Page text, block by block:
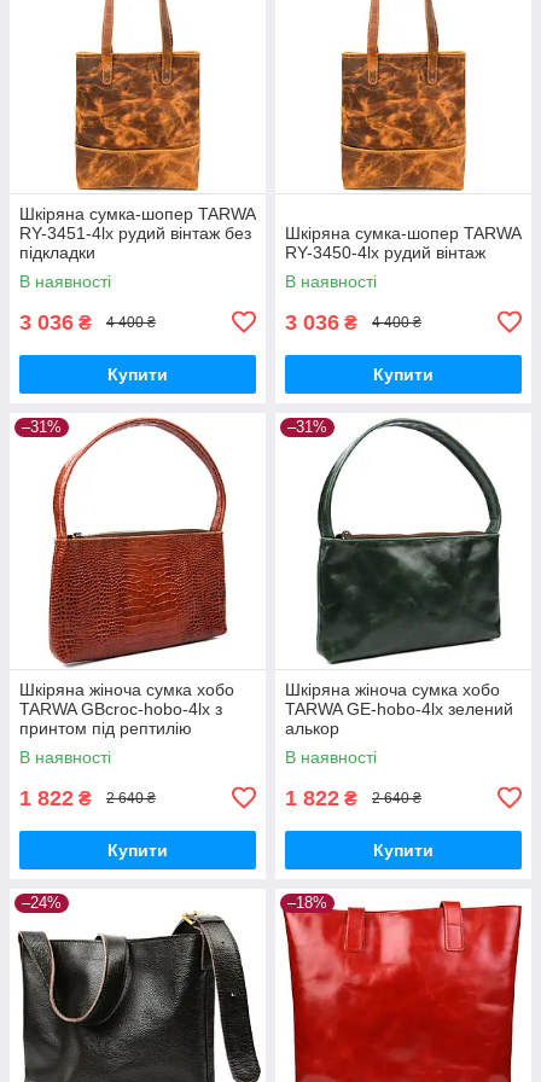
Шкіряна сумка-шопер TARWA
RY-3451-4lx рудий вінтаж без
підкладки
В наявності
3 036 ₴ 4 400 ₴
Купити
Шкіряна сумка-шопер TARWA
RY-3450-4lx рудий вінтаж
В наявності
3 036 ₴ 4 400 ₴
Купити
–31%
Шкіряна жіноча сумка хобо
TARWA GBcroc-hobo-4lx з
принтом під рептилію
В наявності
1 822 ₴ 2 640 ₴
Купити
–31%
Шкіряна жіноча сумка хобо
TARWA GE-hobo-4lx зелений
алькор
В наявності
1 822 ₴ 2 640 ₴
Купити
–24% –18%